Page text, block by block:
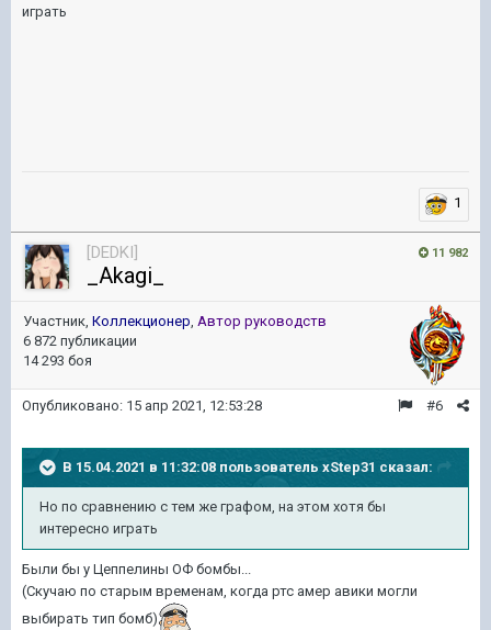
играть
1
11 982
[DEDKI]
_Akagi_
Участник, Коллекционер Автор руководств
6 872 публикации
14 293 боя
#6
Опубликовано: 15 апр 2021, 12:53:28
В 15.04.2021 в 11:32:08 пользователь xStep31 сказал:
Но по сравнению с тем же графом, на этом хотя бы
интересно играть
Были бы у Цеппелины ОФ бомбы...
(Скучаю по старым временам, когда ртс амер авики могли
выбирать тип бомб)